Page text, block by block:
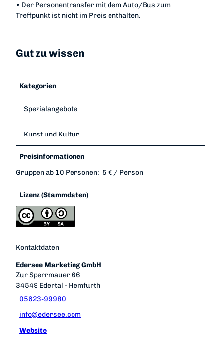
• Der Personentransfer mit dem Auto/Bus zum
Treffpunkt ist nicht im Preis enthalten.
Gut zu wissen
Kategorien
Spezialangebote
Kunst und Kultur
Preisinformationen
Gruppen ab 10 Personen: 5 € / Person
Lizenz (Stammdaten)
Kontaktdaten
Edersee Marketing GmbH
Zur Sperrmauer 66
34549 Edertal - Hemfurth
05623-99980
info@edersee.com
Website